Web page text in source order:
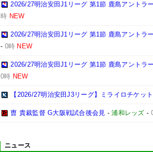
2026/27明治安田J1リーグ 第1節 鹿島アントラ
時 NEW
2026/27明治安田J1リーグ 第1節 鹿島アントラ
- 0時 NEW
2026/27明治安田J1リーグ 第1節 鹿島アントラ
0時 NEW
【2026/27明治安田J3リーグ】ミライロチケッ
曺 貴裁監督 G大阪戦試合後会見 -浦和レッズ -
ニュース